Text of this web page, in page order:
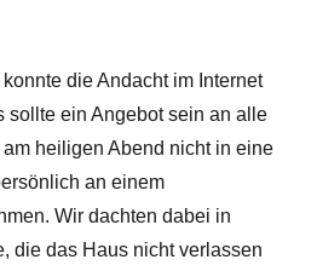
die Andacht im Internet
sollte ein Angebot sein an alle
heiligen Abend nicht in eine
an einem
Wir dachten dabei in
die das Haus nicht verlassen